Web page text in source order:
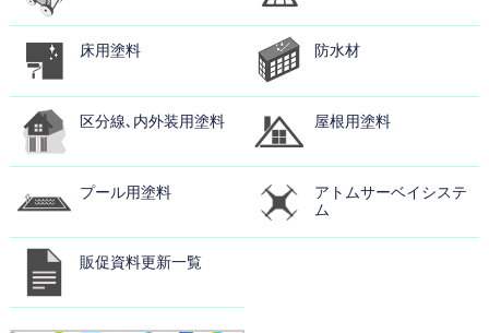
床用塗料 防水材
区分線､内外装用塗料 屋根用塗料
プール用塗料
アトムサーベイシステ
ム
販促資料更新一覧